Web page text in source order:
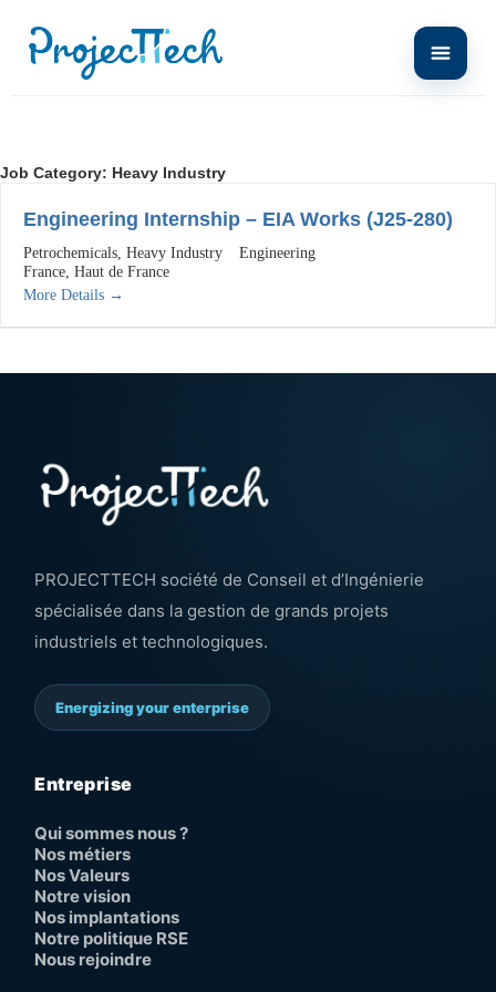
Job Category: Heavy Industry
Engineering Internship – EIA Works (J25-280)
Petrochemicals Heavy Industry
Engineering
France Haut de France
More Details
PROJECTTECH société de Conseil et d’Ingénierie
spécialisée dans la gestion de grands projets
industriels et technologiques.
Energizing your enterprise
Entreprise
Qui sommes nous ?
Nos métiers
Nos Valeurs
Notre vision
Nos implantations
Notre politique RSE
Nous rejoindre